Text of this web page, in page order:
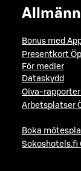
Bonus med
Presentkort
För medier
Dataskydd
Oiva-rapporter
Arbetsplatser
Boka
Sokoshotels.fi